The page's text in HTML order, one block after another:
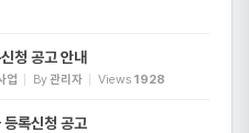
청 공고 안내
업 By관리자 Views 1928
록신청 공고